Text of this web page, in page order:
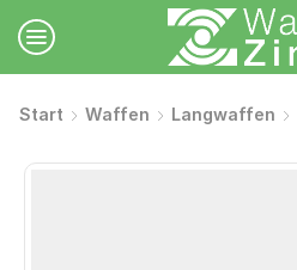
Start Waffen Langwaffen